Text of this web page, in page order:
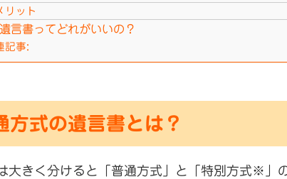
リット
言書ってどれがいいの？
記事:
方式の遺言書とは？
大きく分けると「普通方式」と「特別方式※」